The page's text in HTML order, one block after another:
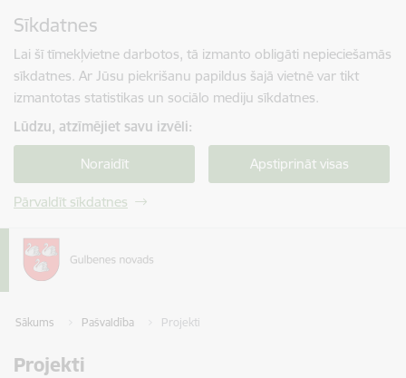
Sīkdatnes
Lai šī tīmekļvietne darbotos, tā izmanto obligāti nepieciešamās
sīkdatnes. Ar Jūsu piekrišanu papildus šajā vietnē var tikt
izmantotas statistikas un sociālo mediju sīkdatnes.
Lūdzu, atzīmējiet savu izvēli:
Noraidīt Apstiprināt visas
Pārvaldīt sīkdatnes
Sākums Pašvaldība Projekti
Projekti